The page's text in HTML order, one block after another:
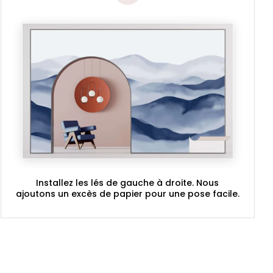
Installez les lés de gauche à droite. Nous
ajoutons un excès de papier pour une pose facile.